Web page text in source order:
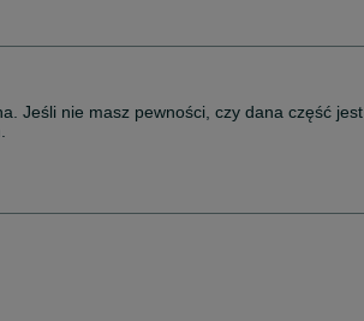
Jeśli nie masz pewności, czy dana część jest